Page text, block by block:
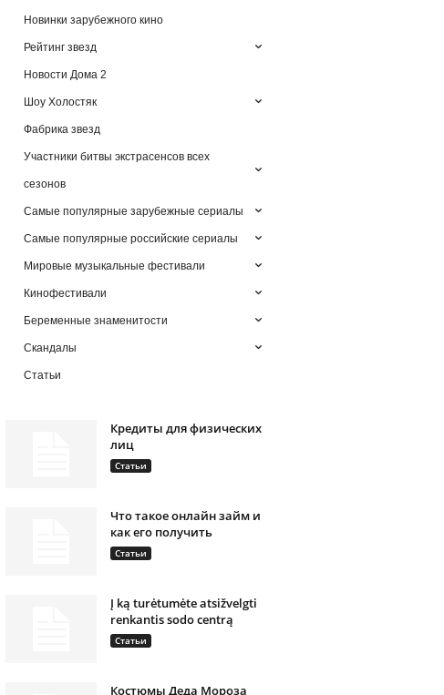
Новинки зарубежного кино
Рейтинг звезд
Новости Дома 2
Шоу Холостяк
Фабрика звезд
Участники битвы экстрасенсов всех
сезонов
Самые популярные зарубежные сериалы
Самые популярные российские сериалы
Мировые музыкальные фестивали
Кинофестивали
Беременные знаменитости
Скандалы
Статьи
Кредиты для физических
лиц
Статьи
Что такое онлайн займ и
как его получить
Статьи
Į ką turėtumėte atsižvelgti
renkantis sodo centrą
Статьи
Костюмы Деда Мороза